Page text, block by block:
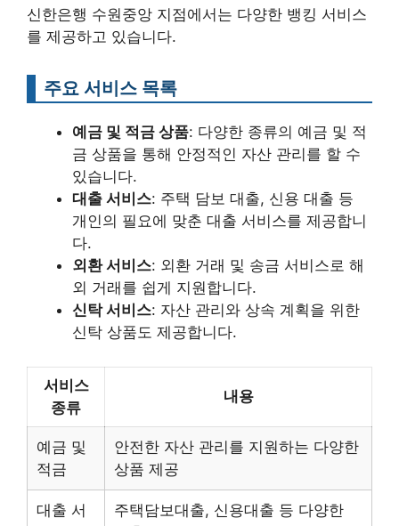
신한은행 수원중앙 지점에서는 다양한 뱅킹 서비스
를 제공하고 있습니다.
주요 서비스 목록
예금 및 적금 상품: 다양한 종류의 예금 및 적
금 상품을 통해 안정적인 자산 관리를 할 수
있습니다.
대출 서비스: 주택 담보 대출, 신용 대출 등
개인의 필요에 맞춘 대출 서비스를 제공합니
다.
외환 서비스: 외환 거래 및 송금 서비스로 해
외 거래를 쉽게 지원합니다.
신탁 서비스: 자산 관리와 상속 계획을 위한
신탁 상품도 제공합니다.
서비스
종류
내용
예금 및
적금
안전한 자산 관리를 지원하는 다양한
상품 제공
대출 서
주택담보대출, 신용대출 등 다양한